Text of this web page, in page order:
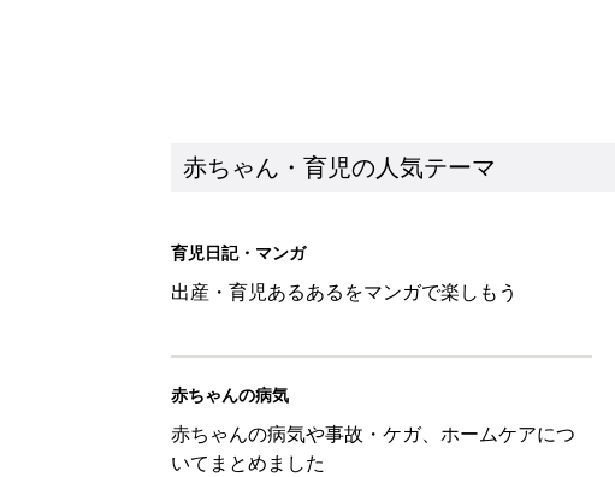
赤ちゃん・育児の人気テーマ
育児日記・マンガ
出産・育児あるあるをマンガで楽しもう
赤ちゃんの病気
赤ちゃんの病気や事故・ケガ、ホームケアにつ
いてまとめました